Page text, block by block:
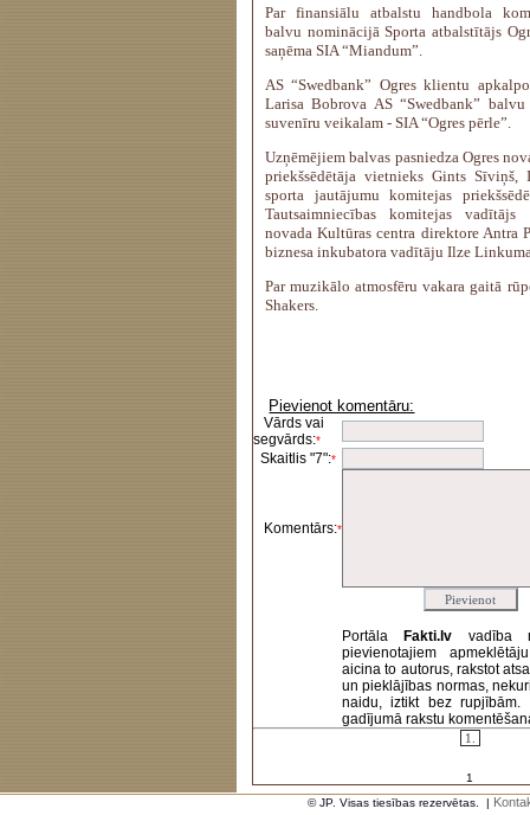
Par finansiālu atbalstu handbola
balvu nominācijā Sporta atbalstītājs
saņēma SIA “Miandum”.
AS “Swedbank” Ogres klientu
Larisa Bobrova AS “Swedbank”
suvenīru veikalam - SIA “Ogres pērle”.
Uzņēmējiem balvas pasniedza Ogres
priekšsēdētāja vietnieks Gints
sporta jautājumu komitejas
Tautsaimniecības komitejas vadītājs
novada Kultūras centra direktore Antra
biznesa inkubatora vadītāju Ilze
Par muzikālo atmosfēru vakara gaitā
Shakers.
Pievienot komentāru:
Vārds vai
segvārds:*
Skaitlis "7":*
Komentārs:*
Portāla Fakti.lv vadība
pievienotajiem
aicina to autorus, rakstot
un pieklājības normas,
naidu, iztikt bez rupjībām.
gadījumā rakstu
1.
1
© JP. Visas tiesības rezervētas.
|